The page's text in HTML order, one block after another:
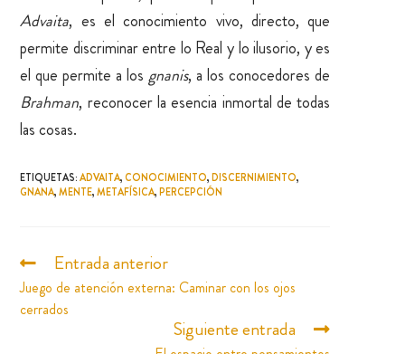
Advaita, es el conocimiento vivo, directo, que
permite discriminar entre lo Real y lo ilusorio, y es
el que permite a losgnanis, a los conocedores de
Brahman, reconocer la esencia inmortal de todas
las cosas.
ETIQUETAS:ADVAITA, CONOCIMIENTO, DISCERNIMIENTO,
GNANA, MENTE, METAFÍSICA, PERCEPCIÓN
Entrada anterior
Juego de atención externa: Caminar con los ojos
cerrados
Siguiente entrada